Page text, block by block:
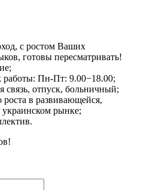
с ростом Ваших
готовы пересматривать!
Пн-Пт: 9.00−18.00;
связь, отпуск, больничный;
роста в развивающейся,
рынке;